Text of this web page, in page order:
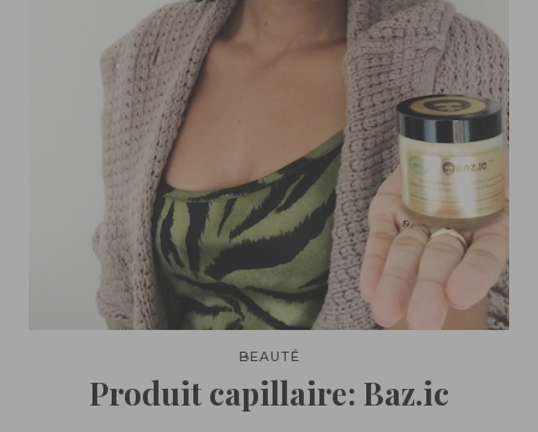
BEAUTÉ
Produit capillaire: Baz.ic